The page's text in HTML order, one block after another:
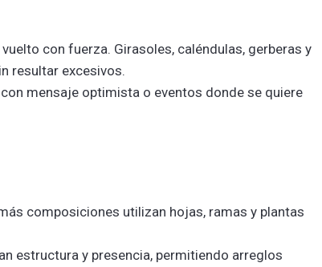
con fuerza. Girasoles, caléndulas, gerberas y
resultar excesivos.
mensaje optimista o eventos donde se quiere
composiciones utilizan hojas, ramas y plantas
estructura y presencia, permitiendo arreglos